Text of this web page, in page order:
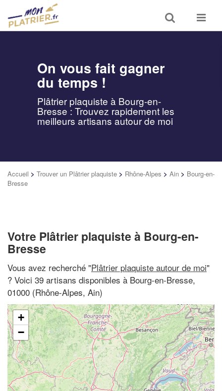
Toggle
search
Toggle
On vous fait gagner
du temps !
Plâtrier plaquiste à Bourg-en-
Bresse : Trouvez rapidement les
meilleurs artisans autour de moi
Accueil > Trouver un Plâtrier plaquiste > Rhône-Alpes > Ain > Bourg-en-
Bresse
Votre Plâtrier plaquiste à Bourg-en-
Bresse
Vous avez recherché "Plâtrier plaquiste autour de moi"
? Voici 39 artisans disponibles à Bourg-en-Bresse,
01000 (Rhône-Alpes, Ain)
+
−